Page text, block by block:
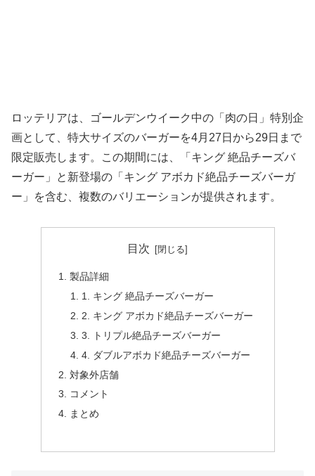
ロッテリアは、ゴールデンウイーク中の「肉の日」特別企
画として、特大サイズのバーガーを4月27日から29日まで
限定販売します。この期間には、「キング 絶品チーズバ
ーガー」と新登場の「キング アボカド絶品チーズバーガ
ー」を含む、複数のバリエーションが提供されます。
目次
製品詳細
1. キング 絶品チーズバーガー
2. キング アボカド絶品チーズバーガー
3. トリプル絶品チーズバーガー
4. ダブルアボカド絶品チーズバーガー
対象外店舗
コメント
まとめ